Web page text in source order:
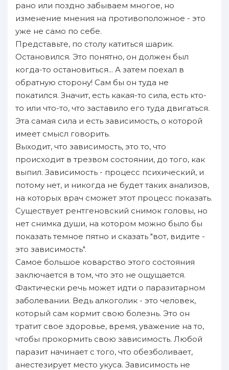
рано или поздно забываем многое, но
изменение мнения на противоположное - это
уже не само по себе.
Представьте, по столу катиться шарик.
Остановился. Это понятно, он должен был
когда-то остановиться... А затем поехал в
обратную сторону! Сам бы он туда не
покатился. Значит, есть какая-то сила, есть кто-
то или что-то, что заставило его туда двигаться.
Эта самая сила и есть зависимость, о которой
имеет смысл говорить.
Выходит, что зависимость, это то, что
происходит в трезвом состоянии, до того, как
выпил. Зависимость - процесс психический, и
потому нет, и никогда не будет таких анализов,
на которых врач сможет этот процесс показать.
Существует рентгеновский снимок головы, но
нет снимка души, на котором можно было бы
показать темное пятно и сказать "вот, видите -
это зависимость".
Самое большое коварство этого состояния
заключается в том, что это не ощущается.
Фактически речь может идти о паразитарном
заболевании. Ведь алкоголик - это человек,
который сам кормит свою болезнь. Это он
тратит свое здоровье, время, уважение на то,
чтобы прокормить свою зависимость. Любой
паразит начинает с того, что обезболивает,
анестезирует место укуса. Зависимость не